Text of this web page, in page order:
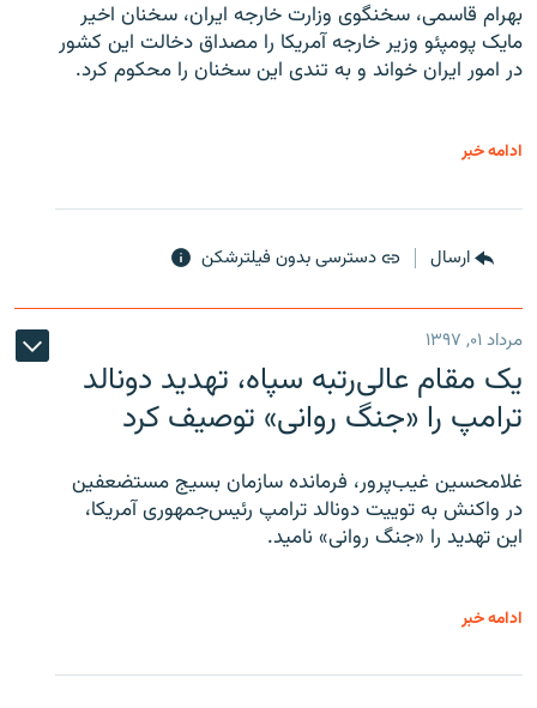
بهرام قاسمی، سخنگوی وزارت خارجه ایران، سخنان اخیر
مایک پومپئو وزیر خارجه آمریکا را مصداق دخالت این کشور
در امور ایران خواند و به تندی این سخنان را محکوم کرد.
ادامه خبر
ارسال دسترسی بدون فیلترشکن
مرداد ۰۱, ۱۳۹۷
یک مقام عالی‌رتبه سپاه، تهدید دونالد
ترامپ را «جنگ روانی» توصیف کرد
غلامحسین غیب‌پرور، فرمانده سازمان بسیج مستضعفین
در واکنش به توییت دونالد ترامپ رئیس‌جمهوری آمریکا،
این تهدید را «جنگ روانی» نامید.
ادامه خبر